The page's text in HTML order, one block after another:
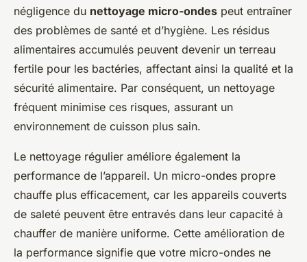
négligence du nettoyage micro-ondes peut entraîner
des problèmes de santé et d’hygiène. Les résidus
alimentaires accumulés peuvent devenir un terreau
fertile pour les bactéries, affectant ainsi la qualité et la
sécurité alimentaire. Par conséquent, un nettoyage
fréquent minimise ces risques, assurant un
environnement de cuisson plus sain.
Le nettoyage régulier améliore également la
performance de l’appareil. Un micro-ondes propre
chauffe plus efficacement, car les appareils couverts
de saleté peuvent être entravés dans leur capacité à
chauffer de manière uniforme. Cette amélioration de
la performance signifie que votre micro-ondes ne